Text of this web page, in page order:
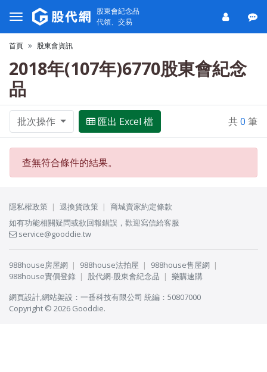
股東會紀念品
代領、交易
首頁 股東會資訊
2018年(107年)6770股東會紀念
品
批次操作 匯出 Excel 檔 共0 筆
查無符合條件的結果。
隱私權政策 退換貨政策
商城賣家約定條款
如有功能相關疑問或欲回報錯誤，歡迎寫信給客服
service@gooddie.tw
988house房屋網 988house法拍屋
988house售屋網
988house實價登錄
股代網-股東會紀念品
樂購速購
網頁設計,網站架設 ： 一番科技有限公司 統編：50807000
Copyright © 2026 Gooddie.